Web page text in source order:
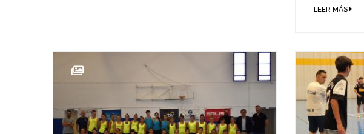
LEER MÁS